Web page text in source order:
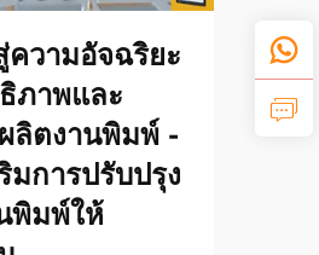
ความอัจฉริยะ
ภาพและ
ลิตงานพิมพ์ -
มการปรับปรุง
พิมพ์ให้